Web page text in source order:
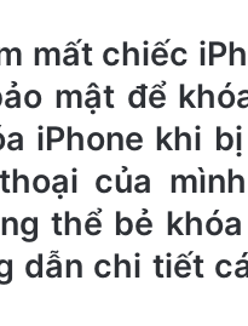
mất chiếc
mật để
iPhone khi
của
thể bẻ
dẫn chi tiết